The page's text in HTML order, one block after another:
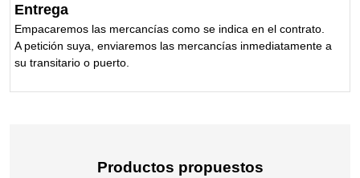
Entrega
Empacaremos las mercancías como se indica en el contrato.
A petición suya, enviaremos las mercancías inmediatamente a
su transitario o puerto.
Productos propuestos